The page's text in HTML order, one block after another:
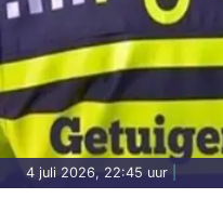
4 juli 2026, 22:45 uur